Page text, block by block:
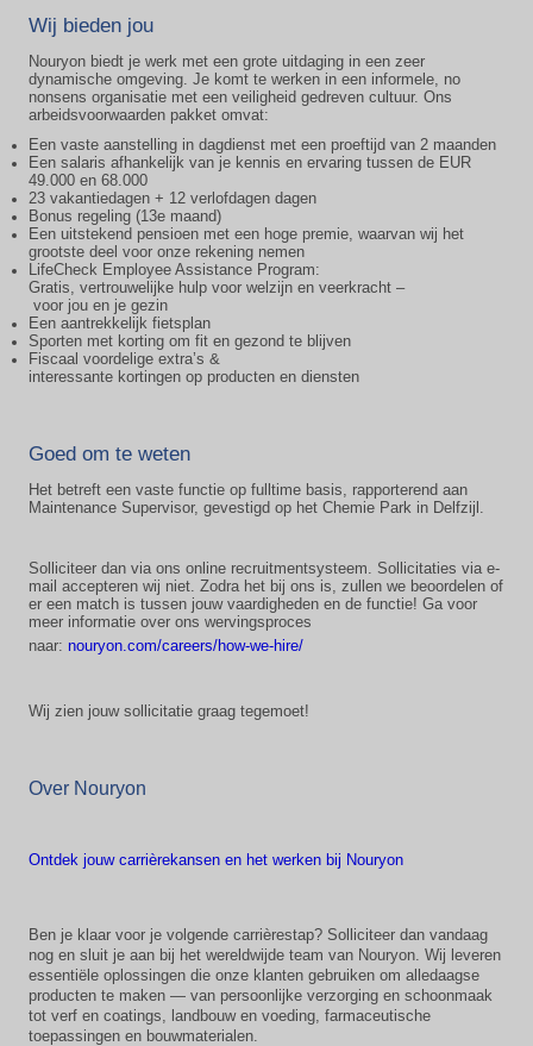
Wij bieden jou
Nouryon biedt je werk met een grote uitdaging in een zeer
dynamische omgeving. Je komt te werken in een informele, no
nonsens organisatie met een veiligheid gedreven cultuur. Ons
arbeidsvoorwaarden pakket omvat:
Een vaste aanstelling in dagdienst met een proeftijd van 2 maanden
Een salaris afhankelijk van je kennis en ervaring tussen de EUR
49.000 en 68.000
23 vakantiedagen + 12 verlofdagen dagen
Bonus regeling (13e maand)
Een uitstekend pensioen met een hoge premie, waarvan wij het
grootste deel voor onze rekening nemen
LifeCheck Employee Assistance Program:
Gratis, vertrouwelijke hulp voor welzijn en veerkracht –
voor jou en je gezin
Een aantrekkelijk fietsplan
Sporten met korting om fit en gezond te blijven
Fiscaal voordelige extra’s &
interessante kortingen op producten en diensten
Goed om te weten
Het betreft een vaste functie op fulltime basis, rapporterend aan
Maintenance Supervisor, gevestigd op het Chemie Park in Delfzijl.
Solliciteer dan via ons online recruitmentsysteem. Sollicitaties via e-
mail accepteren wij niet. Zodra het bij ons is, zullen we beoordelen of
er een match is tussen jouw vaardigheden en de functie! Ga voor
meer informatie over ons wervingsproces
naar: nouryon.com/careers/how-we-hire/
Wij zien jouw sollicitatie graag tegemoet!
Over Nouryon
Ontdek jouw carrièrekansen en het werken bij Nouryon
Ben je klaar voor je volgende carrièrestap? Solliciteer dan vandaag
nog en sluit je aan bij het wereldwijde team van Nouryon. Wij leveren
essentiële oplossingen die onze klanten gebruiken om alledaagse
producten te maken — van persoonlijke verzorging en schoonmaak
tot verf en coatings, landbouw en voeding, farmaceutische
toepassingen en bouwmaterialen.